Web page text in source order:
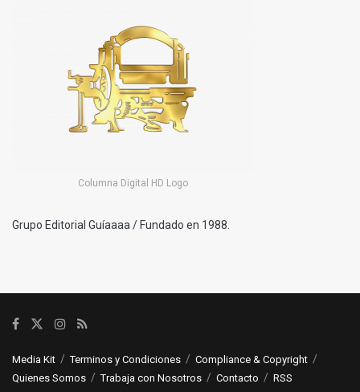
Columna Digital HD Logo
Grupo Editorial Guíaaaa / Fundado en 1988.
Media Kit Terminos y Condiciones
Compliance & Copyright
Quienes Somos
Trabaja con Nosotros Contacto RSS